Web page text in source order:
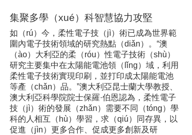
集聚多學（xué）科智慧協力攻堅
如（rú）今，柔性電子技（jì）術已成為世界範
圍內電子技術領域的研究熱點（diǎn）。“澳
（ào）大利亞的柔（róu）性電子技術（shù）
研究主要集中在太陽能電池領（lǐng）域，利用
柔性電子技術實現印刷，並打印成太陽能電池
等產（chǎn）品。”澳大利亞昆士蘭大學教授、
澳大利亞科學院院士保羅·伯恩認為，柔性電子
技（jì）術的發展（zhǎn）需要不同（tóng）學
科的人相互（hù）學習，求（qiú）同存異，以
促進（jìn）更多合作、促成更多創新及研